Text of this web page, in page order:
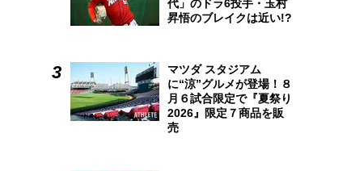
代」のドラ6投手・玉村
昇悟のブレイクは近い!?
マツダ スタジアム
に“涼”グルメが登場！８
月６試合限定で『夏祭り
2026』限定７商品を販
売